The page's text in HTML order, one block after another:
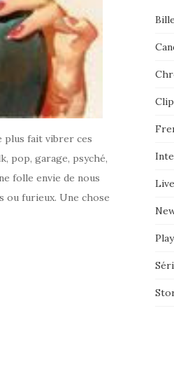
plus fait vibrer ces
pop, garage, psyché,
folle envie de nous
ou furieux. Une chose
Clip